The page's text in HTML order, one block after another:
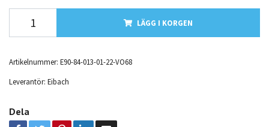
LÄGG I KORGEN
Artikelnummer: E90-84-013-01-22-VO68
Leverantör: Eibach
Dela